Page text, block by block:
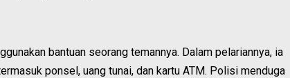
bantuan seorang temannya. Dalam pelariannya, ia
ponsel, uang tunai, dan kartu ATM. Polisi menduga